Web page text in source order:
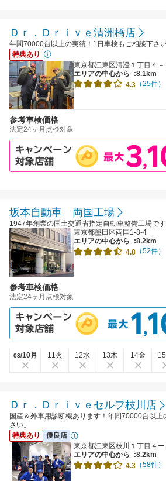
Ｄｒ．Ｄｒｉｖｅ清洲橋店
年間70000台以上の実績！1日車検もご相談下さい
特典あり
東京都江東区清澄１丁目４－
エリアの中心から
:8.1km
4.3 （25件）
参考車検価格
法定24ヶ月点検対象
坂本自動車 両国工場
1947年創業の国土交通省指定自動車整備工場です
東京都墨田区両国1-8-4
エリアの中心から
:8.2km
4.8 （52件）
参考車検価格
法定24ヶ月点検対象
08/10月 11火 12水 13木 14金
Ｄｒ．Ｄｒｉｖｅセルフ枝川店
国産＆外車用診断機あります！年間70000台以
さい。
特典あり
優良店
東京都江東区枝川１丁目４ー
エリアの中心から
:8.2km
4.3 （58件）